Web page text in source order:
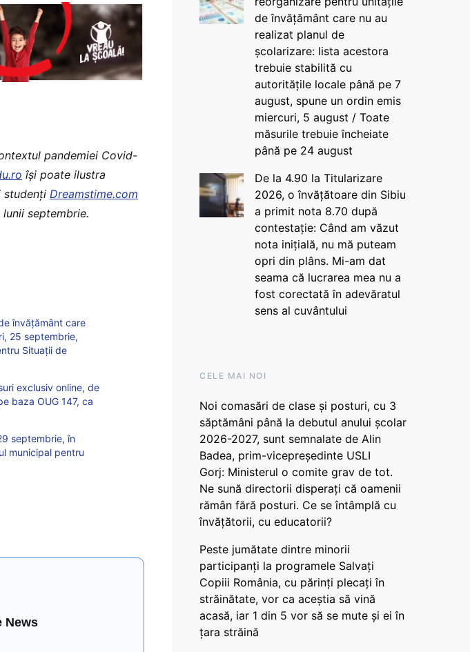
pandemiei Covid-
îşi poate ilustra
studenți Dreamstime.com
septembrie.
învățământ care
25 septembrie,
Situații de
exclusiv online, de
baza OUG 147, ca
septembrie, în
municipal pentru
News
de învățământ care nu au
realizat planul de
școlarizare: lista acestora
trebuie stabilită cu
autoritățile locale până pe 7
august, spune un ordin emis
miercuri, 5 august / Toate
măsurile trebuie încheiate
până pe 24 august
De la 4.90 la Titularizare
2026, o învățătoare din Sibiu
a primit nota 8.70 după
contestație: Când am văzut
nota inițială, nu mă puteam
opri din plâns. Mi-am dat
seama că lucrarea mea nu a
fost corectată în adevăratul
sens al cuvântului
CELE MAI NOI
Noi comasări de clase și posturi, cu 3
săptămâni până la debutul anului școlar
2026-2027, sunt semnalate de Alin
Badea, prim-vicepreședinte USLI
Gorj: Ministerul o comite grav de tot.
Ne sună directorii disperați că oamenii
rămân fără posturi. Ce se întâmplă cu
învățătorii, cu educatorii?
Peste jumătate dintre minorii
participanți la programele Salvați
Copiii România, cu părinți plecați în
străinătate, vor ca aceștia să vină
acasă, iar 1 din 5 vor să se mute și ei în
țara străină